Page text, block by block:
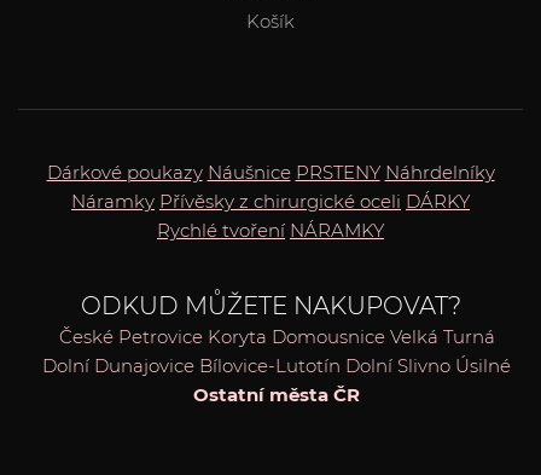
Košík
Dárkové poukazy Náušnice PRSTENY Náhrdelníky
Náramky Přívěsky z chirurgické oceli DÁRKY
Rychlé tvoření NÁRAMKY
ODKUD MŮŽETE NAKUPOVAT?
České Petrovice Koryta Domousnice Velká Turná
Dolní Dunajovice Bílovice-Lutotín Dolní Slivno Úsilné
Ostatní města ČR